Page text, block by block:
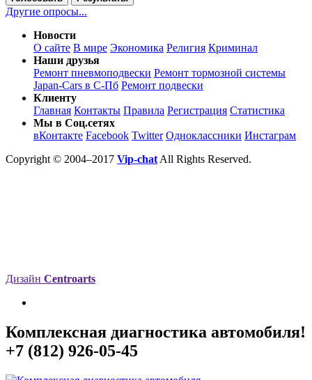
Другие опросы...
Новости
О сайте В мире Экономика Религия Криминал
Наши друзья
Ремонт пневмоподвески Ремонт тормозной системы
Japan-Cars в С-Пб Ремонт подвески
Клиенту
Главная Контакты Правила Регистрация Статистика
Мы в Соц.сетях
вКонтакте Facebook Twitter Одноклассники Инстаграм
Copyright © 2004–2017 Vip-chat All Rights Reserved.
Дизайн Centroarts
Комплексная диагностика автомобиля!
+7 (812) 926-05-45